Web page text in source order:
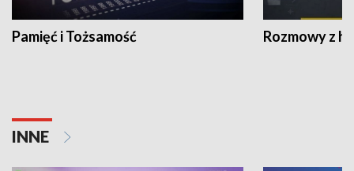
Pamięć i Tożsamość Rozmowy z
INNE